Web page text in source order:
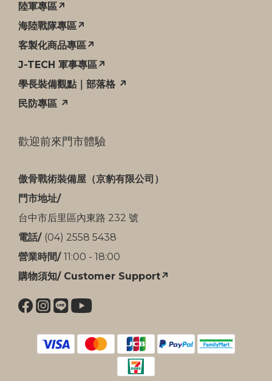
陸軍專區↗
海陸戰隊專區↗
客製化商品專區↗
J-TECH 軍事專區↗
學長裝備觀點｜部落格 ↗
民防專區 ↗
歡迎前來門市體驗
傲骨戰術裝備屋（京豹有限公司）
門市地址/
台中市后里區內東路 232 號
電話/ (04) 2558 5438
營業時間/ 11:00 - 18:00
購物須知/ Customer Support↗